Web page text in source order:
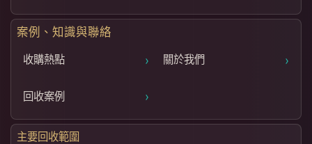
案例、知識與聯絡
收購熱點 › 關於我們 ›
回收案例 ›
主要回收範圍